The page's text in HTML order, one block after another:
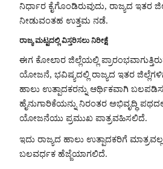
ನಿರ್ಧಾರ ಕೈಗೊಂಡಿರುವುದು, ರಾಜ್ಯದ ಇತರ
ನೀಡುವಂತಹ ಉತ್ತಮ ನಡೆ.
ರಾಜ್ಯ ಮಟ್ಟದಲ್ಲಿ ವಿಸ್ತರಿಸಲು ನಿರೀಕ್ಷೆ
ಈಗ ಕೋಲಾರ ಜಿಲ್ಲೆಯಲ್ಲಿ
ಯೋಜನೆ, ಭವಿಷ್ಯದಲ್ಲಿ ರಾಜ್ಯದ ಇತರ
ಹಾಲು ಉತ್ಪಾದಕರನ್ನು ಆರ್ಥಿಕವಾಗಿ
ಹೈನುಗಾರಿಕೆಯನ್ನು ನಿರಂತರ ಅಭಿವೃದ್ಧಿ
ಯೋಜನೆಯು ಪ್ರಮುಖ ಪಾತ್ರವಹಿಸಲಿದೆ.
ಇದು ರಾಜ್ಯದ ಹಾಲು ಉತ್ಪಾದಕರಿಗೆ
ಬಲವರ್ಧಕ ಹೆಜ್ಜೆಯಾಗಲಿದೆ.